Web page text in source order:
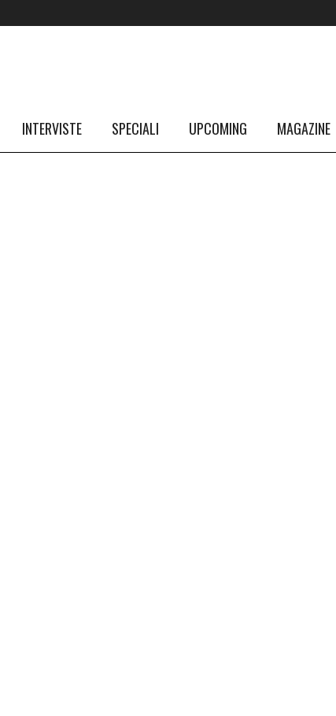
INTERVISTE SPECIALI UPCOMING MAGAZINE